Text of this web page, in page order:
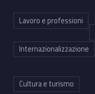
Lavoro e professioni
Internazionalizzazione
Cultura e turismo